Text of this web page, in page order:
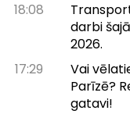
18:08
darbi
2026.
17:29
Vai
Parīzē?
gatavi!